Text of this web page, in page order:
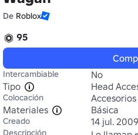
De Roblox
95
Intercambiable
No
Tipo
Head
Colocación
Materiales
Básica
Creado 14 jul. 2009
Descripción